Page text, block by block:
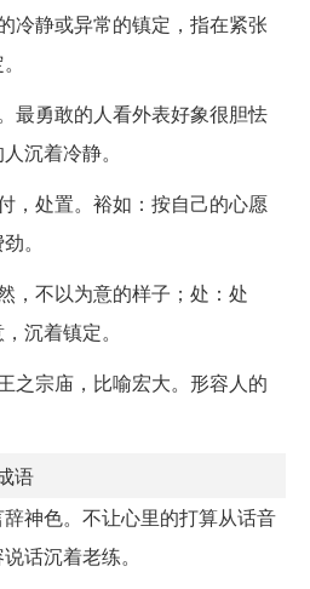
冷静或异常的镇定，指在紧张
最勇敢的人看外表好象很胆怯
沉着冷静。
，处置。裕如：按自己的心愿
。
，不以为意的样子；处：处
沉着镇定。
之宗庙，比喻宏大。形容人的
语
辞神色。不让心里的打算从话音
话沉着老练。